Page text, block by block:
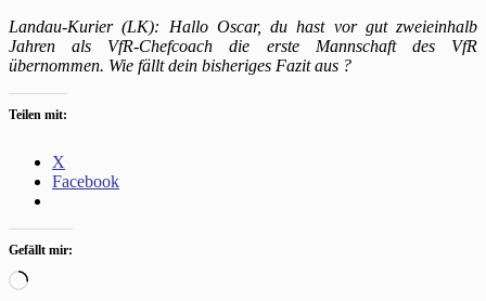
Landau-Kurier (LK): Hallo Oscar, du hast vor gut zweieinhalb
Jahren als VfR-Chefcoach die erste Mannschaft des VfR
übernommen. Wie fällt dein bisheriges Fazit aus ?
Teilen mit:
X
Facebook
Gefällt mir:
Wird